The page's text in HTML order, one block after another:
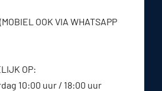
OOK VIA WHATSAPP
OP:
10:00 uur / 18:00 uur